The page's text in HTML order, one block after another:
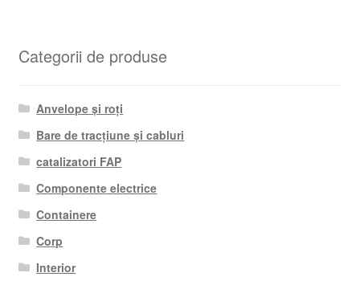
Categorii de produse
Anvelope și roți
Bare de tracțiune și cabluri
catalizatori FAP
Componente electrice
Containere
Corp
Interior